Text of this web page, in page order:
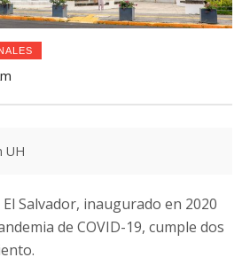
UH
Salvador, inaugurado en 2020
de COVID-19, cumple dos